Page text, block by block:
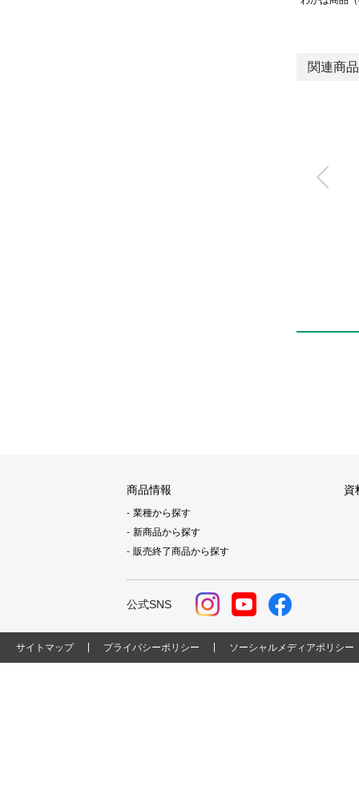
関連商品
商品情報
業種から探す
新商品から探す
販売終了商品から探す
資
公式SNS
サイトマップ プライバシーポリシー ソーシャルメディアポリシー